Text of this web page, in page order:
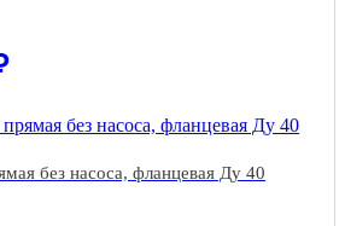
без насоса, фланцевая Ду 40